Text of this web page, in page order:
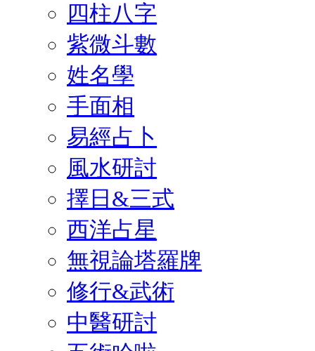
四柱八字
紫微斗數
姓名學
手面相
易經占卜
風水研討
擇日&三式
西洋占星
無視論塔羅牌
修行&武術
中醫研討